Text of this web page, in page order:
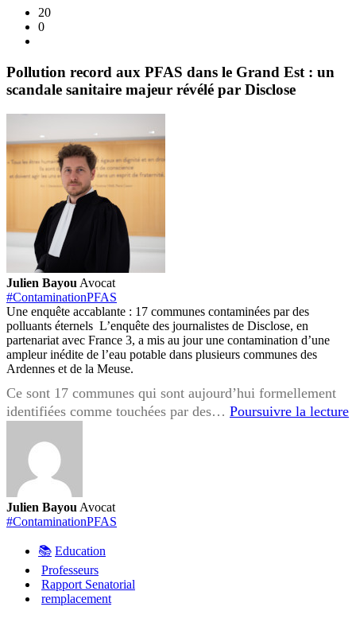
20
0
Pollution record aux PFAS dans le Grand Est : un
scandale sanitaire majeur révélé par Disclose
Julien Bayou Avocat
#ContaminationPFAS
Une enquête accablante : 17 communes contaminées par des
polluants éternels L’enquête des journalistes de Disclose, en
partenariat avec France 3, a mis au jour une contamination d’une
ampleur inédite de l’eau potable dans plusieurs communes des
Ardennes et de la Meuse.
Ce sont 17 communes qui sont aujourd’hui formellement
identifiées comme touchées par des… Poursuivre la lecture
Julien Bayou Avocat
#ContaminationPFAS
📚 Education
Professeurs
Rapport Senatorial
remplacement